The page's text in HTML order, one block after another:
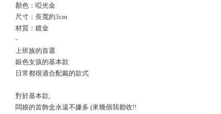
顏色：啞光金
尺寸：長寬約3cm
材質：鍍金
-
上班族的首選
銀色女孩的基本款
日常都很適合配戴的款式
對於基本款,
闆娘的首飾盒永遠不嫌多 (來幾個我都收!!